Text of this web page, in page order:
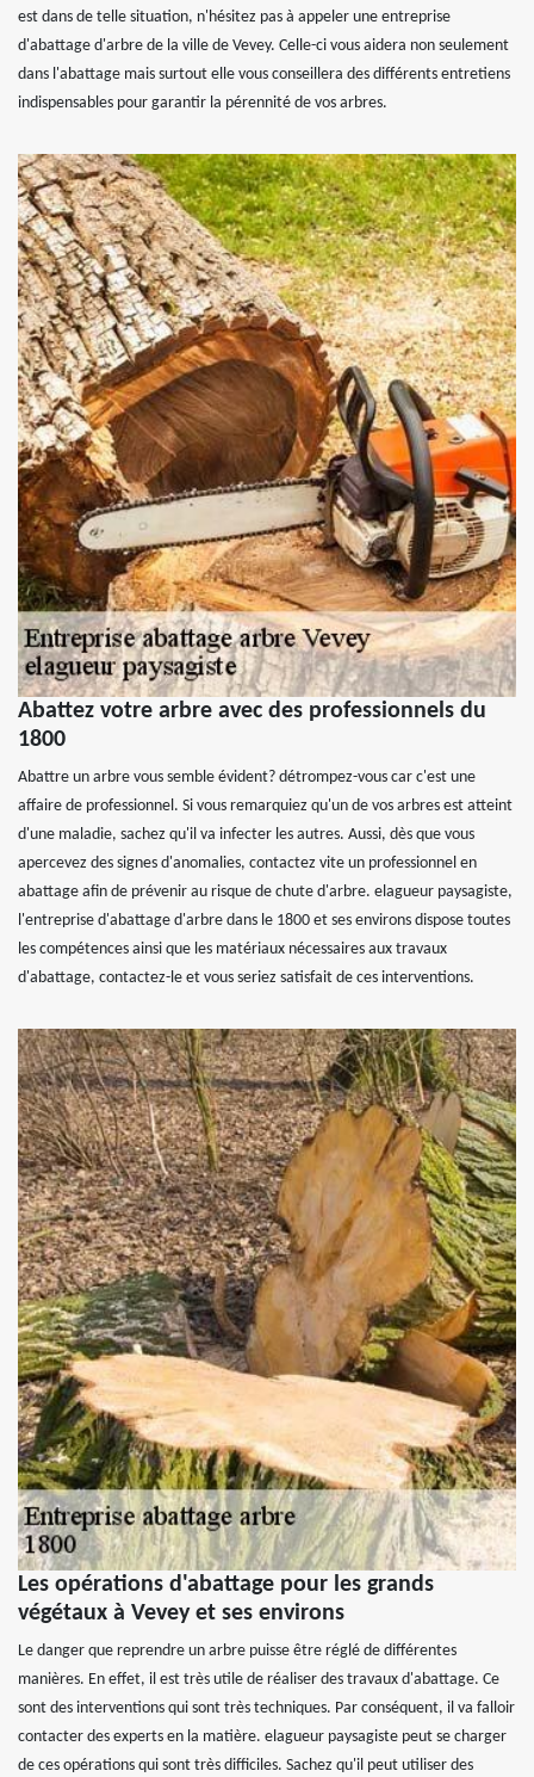
est dans de telle situation, n'hésitez pas à appeler une entreprise
d'abattage d'arbre de la ville de Vevey. Celle-ci vous aidera non seulement
dans l'abattage mais surtout elle vous conseillera des différents entretiens
indispensables pour garantir la pérennité de vos arbres.
Abattez votre arbre avec des professionnels du
1800
Abattre un arbre vous semble évident? détrompez-vous car c'est une
affaire de professionnel. Si vous remarquiez qu'un de vos arbres est atteint
d'une maladie, sachez qu'il va infecter les autres. Aussi, dès que vous
apercevez des signes d'anomalies, contactez vite un professionnel en
abattage afin de prévenir au risque de chute d'arbre. elagueur paysagiste,
l'entreprise d'abattage d'arbre dans le 1800 et ses environs dispose toutes
les compétences ainsi que les matériaux nécessaires aux travaux
d'abattage, contactez-le et vous seriez satisfait de ces interventions.
Les opérations d'abattage pour les grands
végétaux à Vevey et ses environs
Le danger que reprendre un arbre puisse être réglé de différentes
manières. En effet, il est très utile de réaliser des travaux d'abattage. Ce
sont des interventions qui sont très techniques. Par conséquent, il va falloir
contacter des experts en la matière. elagueur paysagiste peut se charger
de ces opérations qui sont très difficiles. Sachez qu'il peut utiliser des